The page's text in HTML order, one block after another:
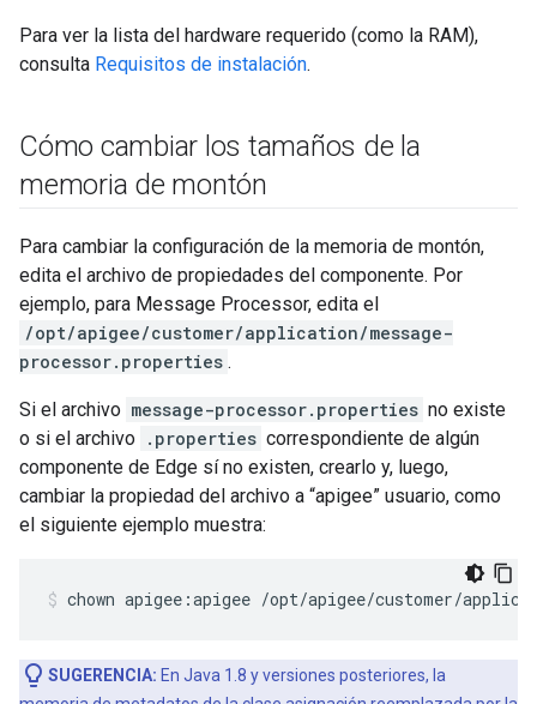
Para ver la lista del hardware requerido (como la RAM),
consulta Requisitos de instalación.
Cómo cambiar los tamaños de la
memoria de montón
Para cambiar la configuración de la memoria de montón,
edita el archivo de propiedades del componente. Por
ejemplo, para Message Processor, edita el
/opt/apigee/customer/application/message-
processor.properties .
Si el archivo message-processor.properties no existe
o si el archivo .properties correspondiente de algún
componente de Edge sí no existen, crearlo y, luego,
cambiar la propiedad del archivo a “apigee” usuario, como
el siguiente ejemplo muestra:
chown apigee:apigee /opt/apigee/customer/
SUGERENCIA: En Java 1.8 y versiones posteriores, la